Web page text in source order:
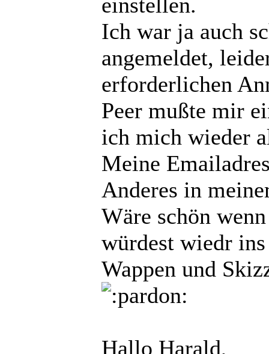
Ich war ja auch
angemeldet,
erforderlichen
Peer mußte mir
ich mich wieder
Meine
Anderes in
Wäre schön
würdest wiedr
Wappen und
Hallo Harald,